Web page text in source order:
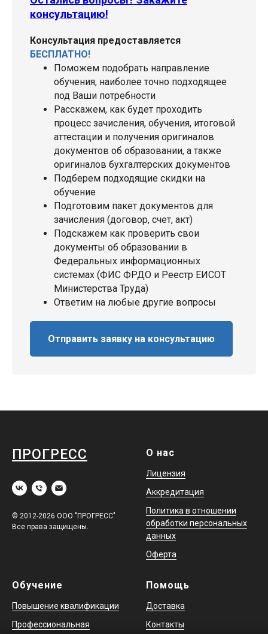
консультацию!
Консультация предоставляется
БЕСПЛАТНО!
Поможем подобрать направление
обучения, наиболее точно подходящее
под Ваши потребности
Расскажем, как будет проходить
процесс зачисления, обучения, итоговой
аттестации и получения оригиналов
документов об образовании, а также
оригиналов бухгалтерских документов
Подберем подходящие скидки на
обучение
Подготовим пакет документов для
зачисления (договор, счет, акт)
Подскажем как проверить свои
документы об образовании в
Федеральных информационных
системах (ФИС ФРДО и Реестр ЕИСОТ
Министерства Труда)
Ответим на любые другие вопросы
Отправить заявку на консультацию
ПРОГРЕСС
© 2012-2026 ООО "ПРОГРЕСС"
Все права защищены.
О нас
Лицензия
Аккредитация
Политика в отношении
обработки персональных
данных
Оферта
Обучение
Повышение квалификации
Профессиональная
Помощь
Доставка
Контакты